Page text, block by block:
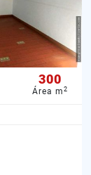
300
Área m 2